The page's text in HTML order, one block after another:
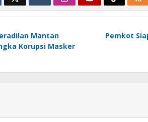
Mantan
Korupsi Masker
Pemkot